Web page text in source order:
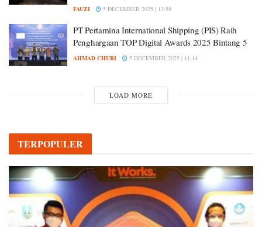
FAUZI 5 DECEMBER 2025 | 13:58
PT Pertamina International Shipping (PIS) Raih
Penghargaan TOP Digital Awards 2025 Bintang 5
AHMAD CHURI 5 DECEMBER 2025 | 11:14
LOAD MORE
TERPOPULER